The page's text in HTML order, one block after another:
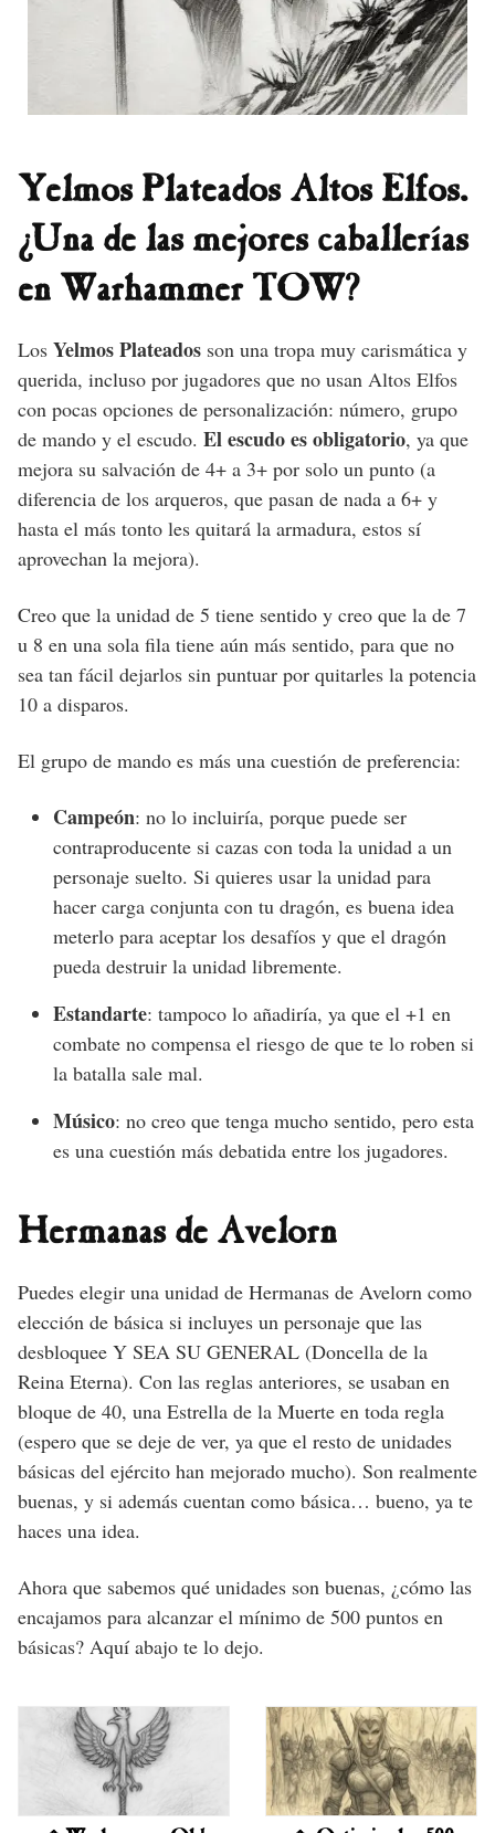
Yelmos Plateados Altos Elfos.
¿Una de las mejores caballerías
en Warhammer TOW?
Los Yelmos Plateados son una tropa muy carismática y
querida, incluso por jugadores que no usan Altos Elfos
con pocas opciones de personalización: número, grupo
de mando y el escudo. El escudo es obligatorio, ya que
mejora su salvación de 4+ a 3+ por solo un punto (a
diferencia de los arqueros, que pasan de nada a 6+ y
hasta el más tonto les quitará la armadura, estos sí
aprovechan la mejora).
Creo que la unidad de 5 tiene sentido y creo que la de 7
u 8 en una sola fila tiene aún más sentido, para que no
sea tan fácil dejarlos sin puntuar por quitarles la potencia
10 a disparos.
El grupo de mando es más una cuestión de preferencia:
Campeón: no lo incluiría, porque puede ser
contraproducente si cazas con toda la unidad a un
personaje suelto. Si quieres usar la unidad para
hacer carga conjunta con tu dragón, es buena idea
meterlo para aceptar los desafíos y que el dragón
pueda destruir la unidad libremente.
Estandarte: tampoco lo añadiría, ya que el +1 en
combate no compensa el riesgo de que te lo roben si
la batalla sale mal.
Músico: no creo que tenga mucho sentido, pero esta
es una cuestión más debatida entre los jugadores.
Hermanas de Avelorn
Puedes elegir una unidad de Hermanas de Avelorn como
elección de básica si incluyes un personaje que las
desbloquee Y SEA SU GENERAL (Doncella de la
Reina Eterna). Con las reglas anteriores, se usaban en
bloque de 40, una Estrella de la Muerte en toda regla
(espero que se deje de ver, ya que el resto de unidades
básicas del ejército han mejorado mucho). Son realmente
buenas, y si además cuentan como básica… bueno, ya te
haces una idea.
Ahora que sabemos qué unidades son buenas, ¿cómo las
encajamos para alcanzar el mínimo de 500 puntos en
básicas? Aquí abajo te lo dejo.